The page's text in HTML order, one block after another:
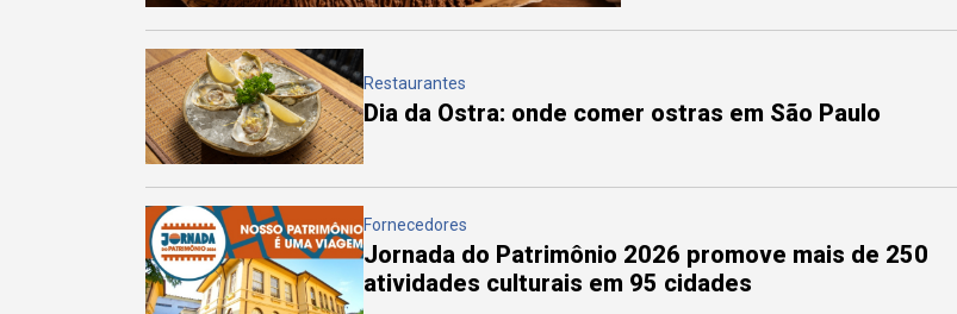
Restaurantes
Dia da Ostra: onde comer ostras em São Paulo
Fornecedores
Jornada do Patrimônio 2026 promove mais de 250
atividades culturais em 95 cidades